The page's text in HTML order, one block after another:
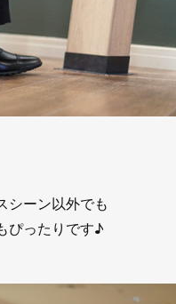
シーン以外でも
ぴったりです♪